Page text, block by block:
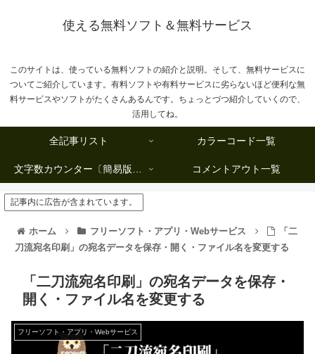
使える無料ソフト＆無料サービス
このサイトは、使っている無料ソフトの紹介と説明。そして、無料サービスに
ついてご紹介しています。有料ソフトや有料サービスに劣らないほど便利な無
料サービスやソフトがたくさんあるんです。ちょっとづつ紹介していくので、
活用してね。
全記事リスト カラーコード一覧
文字数カウンター〔簡易版複数行タイプ〕 コメントアウト一覧
記事内に広告が含まれています。
ホーム フリーソフト・アプリ・Webサービス
「二
刀流宛名印刷」の宛名データを保存・開く・ファイル名を変更する
「二刀流宛名印刷」の宛名データを保存・
開く・ファイル名を変更する
フリーソフト・アプリ・Webサービス